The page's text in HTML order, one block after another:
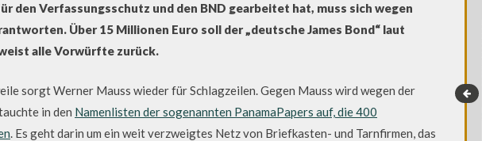
den Verfassungsschutz und den BND gearbeitet hat, muss sich wegen
Über 15 Millionen Euro soll der „deutsche James Bond“ laut
alle Vorwürfte zurück.
sorgt Werner Mauss wieder für Schlagzeilen. Gegen Mauss wird wegen der
in den Namenlisten der sogenannten PanamaPapers auf, die 400
. Es geht darin um ein weit verzweigtes Netz von Briefkasten- und Tarnfirmen, das